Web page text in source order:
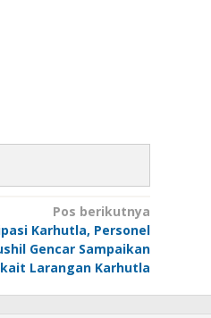
Pos berikutnya
Karhutla, Personel
Gencar Sampaikan
Larangan Karhutla